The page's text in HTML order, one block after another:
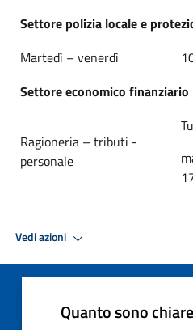
Settore polizia locale e
Martedì – venerdì
Settore economico finanziario
Ragioneria – tributi -
personale
Vedi azioni
Quanto sono